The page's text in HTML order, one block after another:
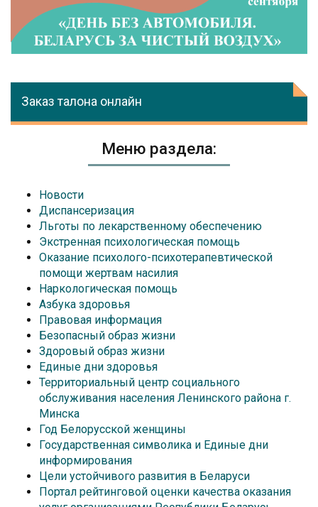
Заказ талона онлайн
Меню раздела:
Новости
Диспансеризация
Льготы по лекарственному обеспечению
Экстренная психологическая помощь
Оказание психолого-психотерапевтической
помощи жертвам насилия
Наркологическая помощь
Азбука здоровья
Правовая информация
Безопасный образ жизни
Здоровый образ жизни
Единые дни здоровья
Территориальный центр социального
обслуживания населения Ленинского района г.
Минска
Год Белорусской женщины
Государственная символика и Единые дни
информирования
Цели устойчивого развития в Беларуси
Портал рейтинговой оценки качества оказания